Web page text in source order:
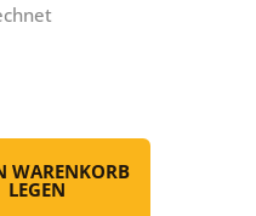
WARENKORB
LEGEN